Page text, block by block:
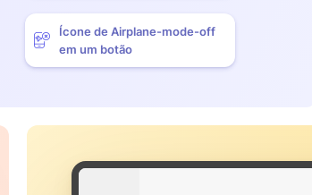
Ícone de Airplane-mode-off
em um botão